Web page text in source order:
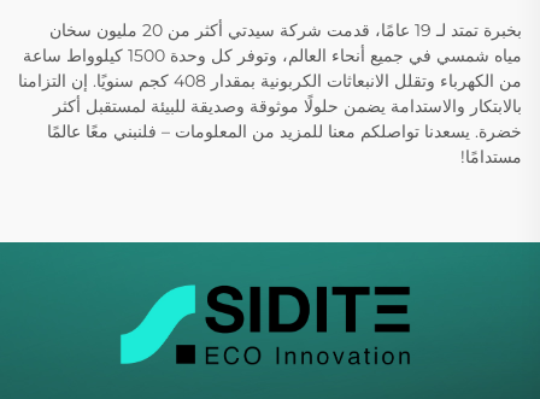
بخبرة تمتد لـ 19 عامًا، قدمت شركة سيدتي أكثر من 20 مليون سخان
مياه شمسي في جميع أنحاء العالم، وتوفر كل وحدة 1500 كيلوواط ساعة
من الكهرباء وتقلل الانبعاثات الكربونية بمقدار 408 كجم سنويًا. إن التزامنا
بالابتكار والاستدامة يضمن حلولًا موثوقة وصديقة للبيئة لمستقبل أكثر
خضرة. يسعدنا تواصلكم معنا للمزيد من المعلومات – فلنبني معًا عالمًا
مستدامًا!